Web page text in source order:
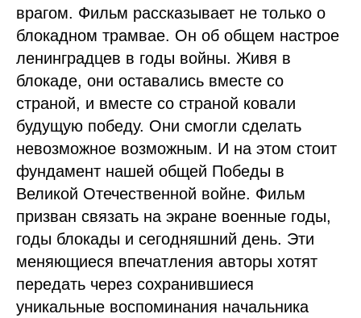
врагом. Фильм рассказывает не только о
блокадном трамвае. Он об общем настрое
ленинградцев в годы войны. Живя в
блокаде, они оставались вместе со
страной, и вместе со страной ковали
будущую победу. Они смогли сделать
невозможное возможным. И на этом стоит
фундамент нашей общей Победы в
Великой Отечественной войне. Фильм
призван связать на экране военные годы,
годы блокады и сегодняшний день. Эти
меняющиеся впечатления авторы хотят
передать через сохранившиеся
уникальные воспоминания начальника